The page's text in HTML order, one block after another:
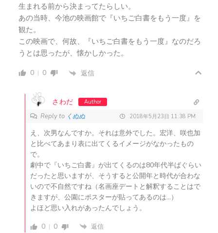
生まれる前から決まってたらしい。
あの当時、今池の映画館で『いちご白書をもう一度』を
観た。
この映画で、何故、『いちご白書をもう一度』なのだろ
うとは思ったが、懐かしかった。
0 0 返信
さわだ Author
Reply to くぬぬ 2018年5月23日 11:38 PM
え、次男なんですか。それは意外でした。宏洋、咲也加
と比べてあまり表に出てくるイメージがなかったもの
で。
劇中で『いちご白書』が出てくるのは80年代半ばぐらい
だったと思いますが、そうすると公開年と時代が合わな
いので不自然ですね（名画座デートと解釈することはで
きますが、公園にポスターが貼ってあるのは…）
よほど思い入れがあったんでしょう。
0
0 返信